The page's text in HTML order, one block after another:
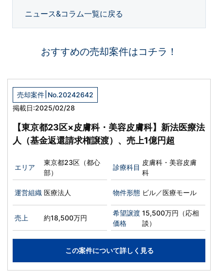
ニュース&コラム一覧に戻る
おすすめの売却案件はコチラ！
売却案件 No.20242642
掲載日:2025/02/28
【東京都23区×皮膚科・美容皮膚科】新法医療法
人（基金返還請求権譲渡）、売上1億円超
エリア
東京都23区（都心
部）
診療科目
皮膚科・美容皮膚
科
運営組織 医療法人 物件形態 ビル／医療モール
売上 約18,500万円
希望譲渡
価格
15,500万円（応相
談）
この案件について詳しく見る